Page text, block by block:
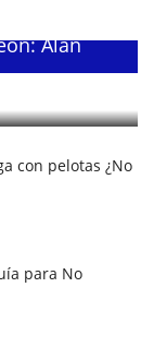
Alan
con pelotas ¿No
para No